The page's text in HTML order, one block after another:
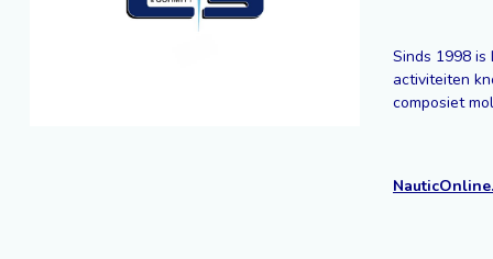
Sinds 1998
activiteiten
composiet